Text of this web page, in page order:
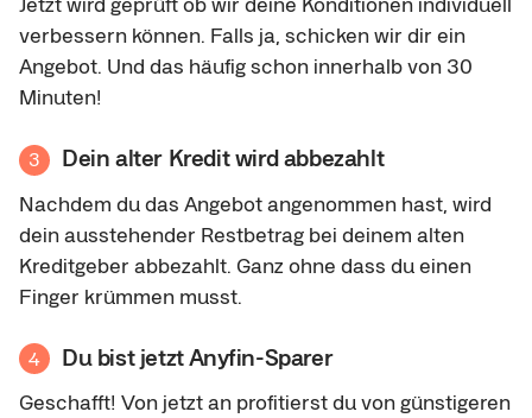
verbessern können. Falls ja, schicken wir dir ein
Angebot. Und das häufig schon innerhalb von 30
Minuten!
3 Dein alter Kredit wird abbezahlt
Nachdem du das Angebot angenommen hast, wird
dein ausstehender Restbetrag bei deinem alten
Kreditgeber abbezahlt. Ganz ohne dass du einen
Finger krümmen musst.
4 Du bist jetzt Anyfin-Sparer
Geschafft! Von jetzt an profitierst du von günstigeren